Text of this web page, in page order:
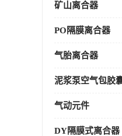
矿山离合器
PO隔膜离合器
气胎离合器
泥浆泵空气包胶
气动元件
DY隔膜式离合器